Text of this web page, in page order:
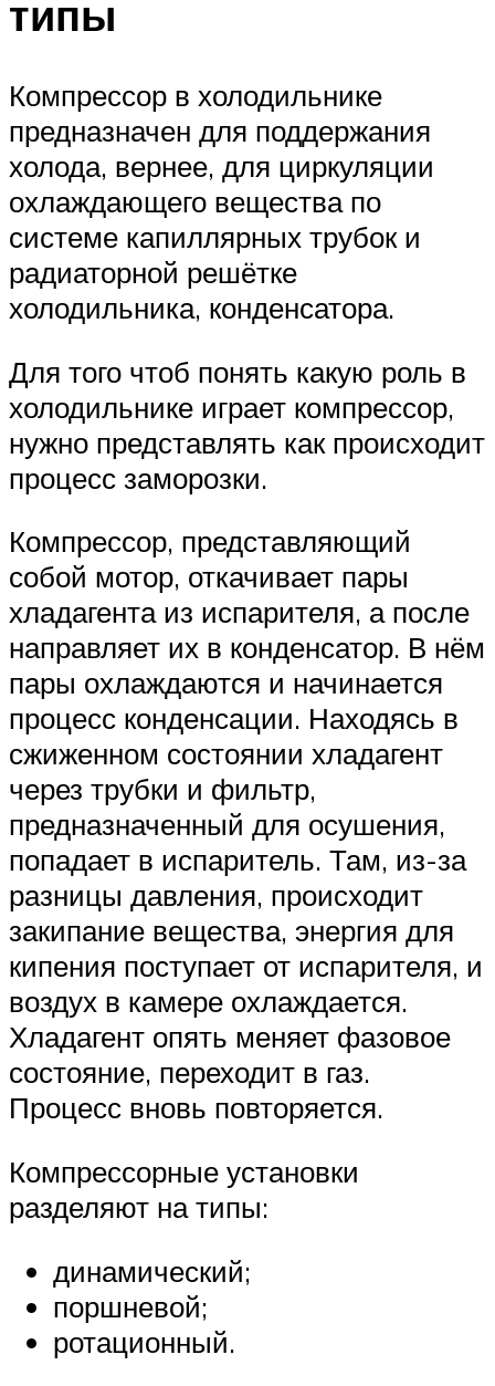
типы
Компрессор в холодильнике
предназначен для поддержания
холода, вернее, для циркуляции
охлаждающего вещества по
системе капиллярных трубок и
радиаторной решётке
холодильника, конденсатора.
Для того чтоб понять какую роль в
холодильнике играет компрессор,
нужно представлять как происходит
процесс заморозки.
Компрессор, представляющий
собой мотор, откачивает пары
хладагента из испарителя, а после
направляет их в конденсатор. В нём
пары охлаждаются и начинается
процесс конденсации. Находясь в
сжиженном состоянии хладагент
через трубки и фильтр,
предназначенный для осушения,
попадает в испаритель. Там, из-за
разницы давления, происходит
закипание вещества, энергия для
кипения поступает от испарителя, и
воздух в камере охлаждается.
Хладагент опять меняет фазовое
состояние, переходит в газ.
Процесс вновь повторяется.
Компрессорные установки
разделяют на типы:
динамический;
поршневой;
ротационный.